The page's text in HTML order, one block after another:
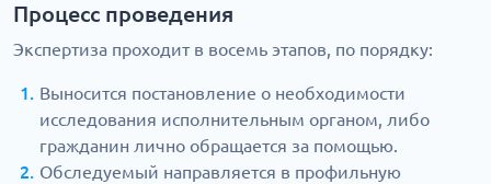
Процесс проведения
Экспертиза проходит в восемь этапов, по порядку:
Выносится постановление о необходимости
исследования исполнительным органом, либо
гражданин лично обращается за помощью.
Обследуемый направляется в профильную